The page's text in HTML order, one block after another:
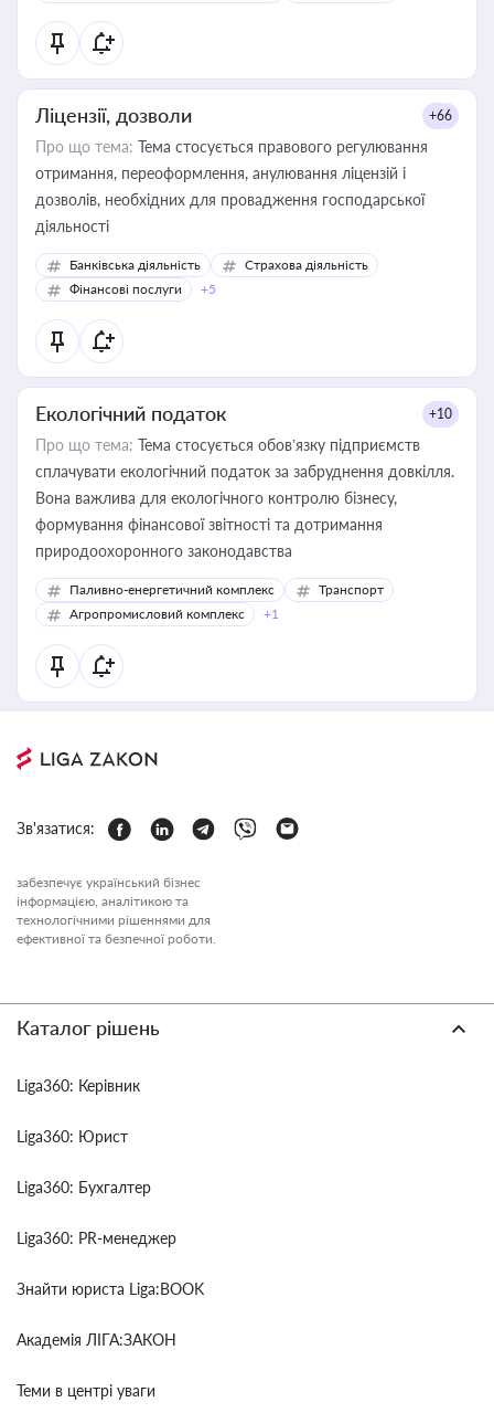
Ліцензії, дозволи +66
Про що тема: Тема стосується правового регулювання
отримання, переоформлення, анулювання ліцензій і
дозволів, необхідних для провадження господарської
діяльності
Банківська діяльність
Страхова діяльність
Фінансові послуги
+5
Екологічний податок +10
Про що тема: Тема стосується обов’язку підприємств
сплачувати екологічний податок за забруднення довкілля.
Вона важлива для екологічного контролю бізнесу,
формування фінансової звітності та дотримання
природоохоронного законодавства
Паливно-енергетичний комплекс
Транспорт
Агропромисловий комплекс
+1
Зв'язатися:
забезпечує український бізнес
інформацією, аналітикою та
технологічними рішеннями для
ефективної та безпечної роботи.
Каталог рішень
Liga360: Керівник
Liga360: Юрист
Liga360: Бухгалтер
Liga360: PR-менеджер
Знайти юриста Liga:BOOK
Академія ЛІГА:ЗАКОН
Теми в центрі уваги